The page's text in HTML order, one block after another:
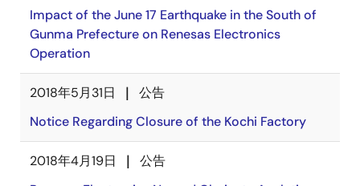
Impact of the June 17 Earthquake in the South of
Gunma Prefecture on Renesas Electronics
Operation
2018年5月31日
公告
Notice Regarding Closure of the Kochi Factory
2018年4月19日
公告